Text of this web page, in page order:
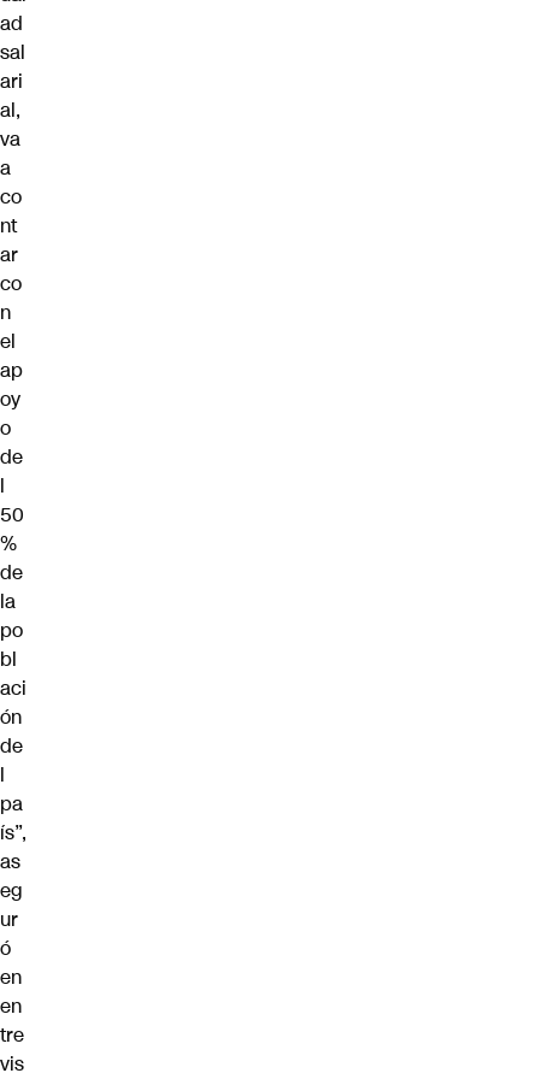
ad
sal
ari
al,
va
a
co
nt
ar
co
n
el
ap
oy
o
de
l
50
%
de
la
po
bl
aci
ón
de
l
pa
ís”,
as
eg
ur
ó
en
en
tre
vis